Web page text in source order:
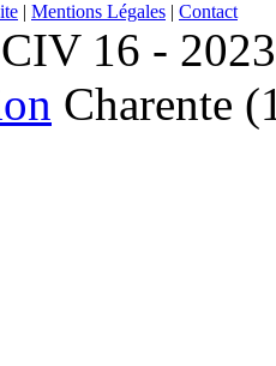
| Mentions Légales | Contact
16 -
Charente